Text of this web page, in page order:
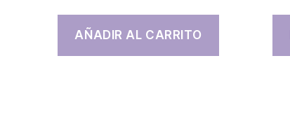
AÑADIR AL CARRITO